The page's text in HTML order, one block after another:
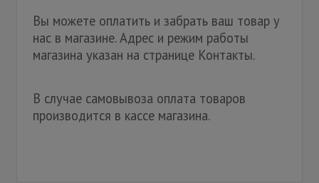
Вы можете оплатить и забрать ваш товар у
нас в магазине. Адрес и режим работы
магазина указан на странице Контакты.
В случае самовывоза оплата товаров
производится в кассе магазина.